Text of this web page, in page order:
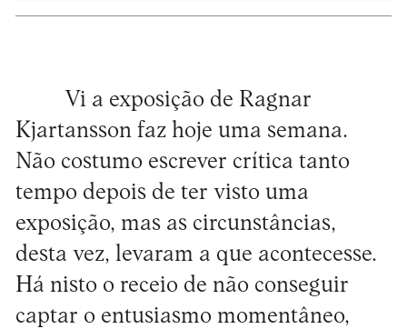
Vi a exposição de Ragnar
Kjartansson faz hoje uma semana.
Não costumo escrever crítica tanto
tempo depois de ter visto uma
exposição, mas as circunstâncias,
desta vez, levaram a que acontecesse.
Há nisto o receio de não conseguir
captar o entusiasmo momentâneo,